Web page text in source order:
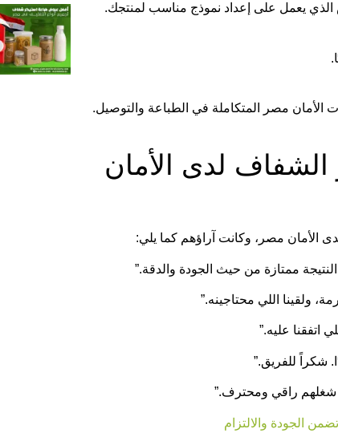
الذي يعمل على إعداد نموذج مناسب لمنتجك.
مصر المتكاملة في الطباعة والتوصيل.
لدى الأمان
الأمان مصر، وكانت آراؤهم كما يلي:
ممتازة من حيث الجودة والدقة.”
ولقينا اللي محتاجينه.”
اتفقنا عليه.”
شكراً للفريق.”
شغلهم راقي ومحترف.”
الجودة والالتزام